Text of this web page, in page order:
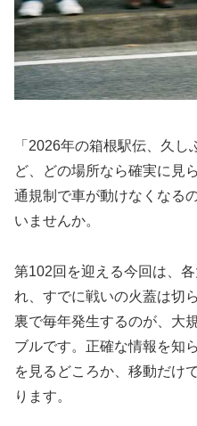
「2026年の箱根駅伝、久
ど、どの場所なら確実に見
通規制で車が動けなくなる
いませんか。
第102回を迎える今回は、
れ、すでに戦いの火蓋は切
裏で毎年発生するのが、大
ブルです。正確な情報を知
を見るどころか、移動だけ
ります。